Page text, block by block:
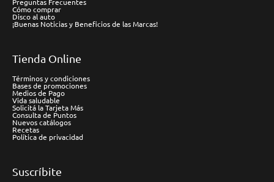
Cómo comprar
Disco al auto
¡Buenas Noticias y Beneficios de las Marcas!
Tienda Online
Términos y condiciones
Bases de promociones
Medios de Pago
Vida saludable
Solicitá la Tarjeta Más
Consulta de Puntos
Nuevos catálogos
Recetas
Política de privacidad
Suscríbite